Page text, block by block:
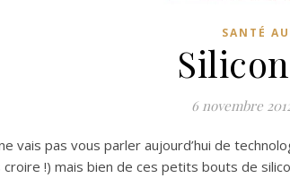
SANTÉ
6 novembre
vais pas vous parler aujourd’hui de
!) mais bien de ces petits bouts de